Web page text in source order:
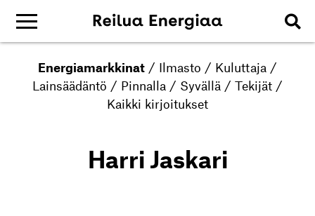
Energiamarkkinat / Ilmasto / Kuluttaja /
Lainsäädäntö / Pinnalla / Syvällä / Tekijät /
Kaikki kirjoitukset
Harri Jaskari